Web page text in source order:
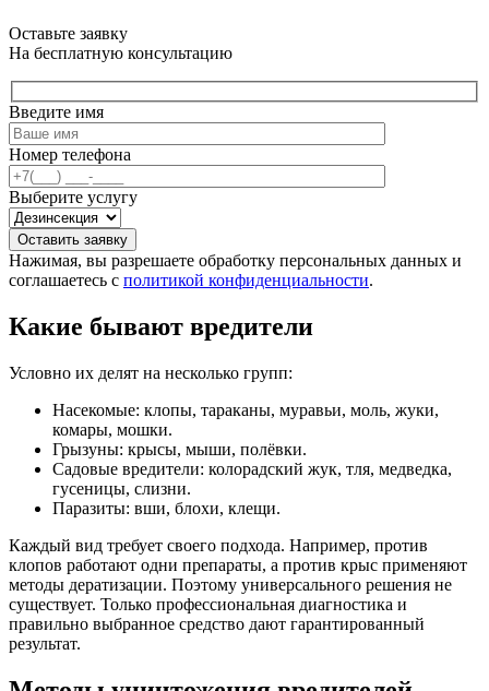
Оставьте заявку
На бесплатную консультацию
Введите имя
Номер телефона
Выберите услугу
Оставить заявку
Нажимая, вы разрешаете обработку персональных данных и
соглашаетесь с политикой конфиденциальности.
Какие бывают вредители
Условно их делят на несколько групп:
Насекомые: клопы, тараканы, муравьи, моль, жуки,
комары, мошки.
Грызуны: крысы, мыши, полёвки.
Садовые вредители: колорадский жук, тля, медведка,
гусеницы, слизни.
Паразиты: вши, блохи, клещи.
Каждый вид требует своего подхода. Например, против
клопов работают одни препараты, а против крыс применяют
методы дератизации. Поэтому универсального решения не
существует. Только профессиональная диагностика и
правильно выбранное средство дают гарантированный
результат.